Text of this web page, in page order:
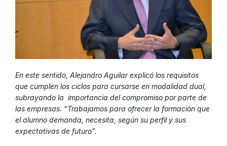
En este sentido, Alejandro Aguilar explicó los requisitos
que cumplen los ciclos para cursarse en modalidad dual,
subrayando la importancia del compromiso por parte de
las empresas. “Trabajamos para ofrecer la formación que
el alumno demanda, necesita, según su perfil y sus
expectativas de futuro”.